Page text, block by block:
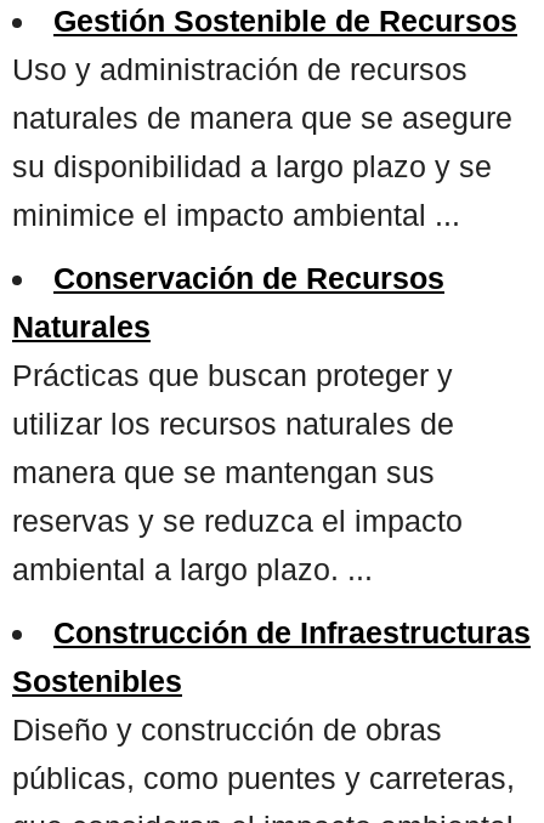
Gestión Sostenible de Recursos
Uso y administración de recursos
naturales de manera que se asegure
su disponibilidad a largo plazo y se
minimice el impacto ambiental ...
Conservación de Recursos
Naturales
Prácticas que buscan proteger y
utilizar los recursos naturales de
manera que se mantengan sus
reservas y se reduzca el impacto
ambiental a largo plazo. ...
Construcción de Infraestructuras
Sostenibles
Diseño y construcción de obras
públicas, como puentes y carreteras,